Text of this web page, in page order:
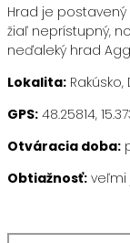
Hrad je
žiaľ neprístupný,
neďaleký hrad
Lokalita:
GPS: 48.25814,
Otváracia doba:
Obtiažnosť: